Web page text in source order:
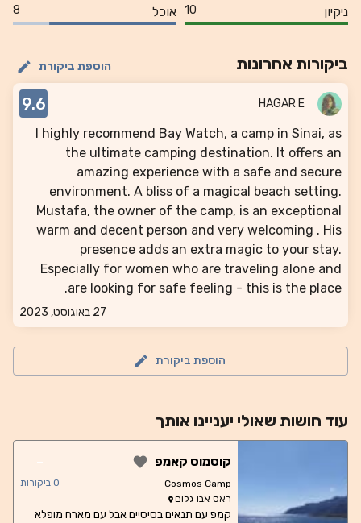
ניקיון 10 אוכל 8
ביקורות אחרונות הוספת ביקורת
HAGAR E
9.6
‎‏I highly recommend Bay Watch, a camp in Sinai, as
the ultimate camping destination. It offers an
amazing experience with a safe and secure
environment. A bliss of a magical beach setting.
Mustafa, the owner of the camp, is an exceptional
warm and decent person and very welcoming . His
presence adds an extra magic to your stay.
Especially for women who are traveling alone and
are looking for safe feeling - this is the place.
27 באוגוסט, 2023
הוספת ביקורת
עוד חושות שאולי יעניינו אותך
קוסמוס קאמפ
Cosmos Camp
ראס אבו גלום
-
0 ביקורות
קמפ עם תנאים בסיסיים אבל עם מארח מופלא